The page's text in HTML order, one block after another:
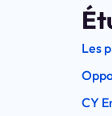
Les
CY